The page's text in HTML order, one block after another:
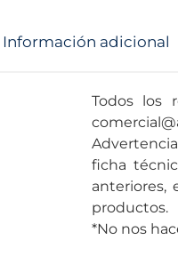
Información adicional
Todos los
ficha
anteriores,
productos.
*No nos